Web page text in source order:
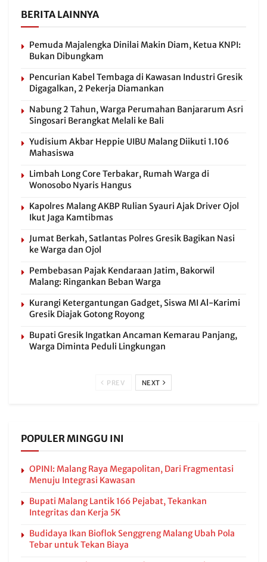
BERITA LAINNYA
Pemuda Majalengka Dinilai Makin Diam, Ketua KNPI:
Bukan Dibungkam
Pencurian Kabel Tembaga di Kawasan Industri Gresik
Digagalkan, 2 Pekerja Diamankan
Nabung 2 Tahun, Warga Perumahan Banjararum Asri
Singosari Berangkat Melali ke Bali
Yudisium Akbar Heppie UIBU Malang Diikuti 1.106
Mahasiswa
Limbah Long Core Terbakar, Rumah Warga di
Wonosobo Nyaris Hangus
Kapolres Malang AKBP Rulian Syauri Ajak Driver Ojol
Ikut Jaga Kamtibmas
Jumat Berkah, Satlantas Polres Gresik Bagikan Nasi
ke Warga dan Ojol
Pembebasan Pajak Kendaraan Jatim, Bakorwil
Malang: Ringankan Beban Warga
Kurangi Ketergantungan Gadget, Siswa MI Al-Karimi
Gresik Diajak Gotong Royong
Bupati Gresik Ingatkan Ancaman Kemarau Panjang,
Warga Diminta Peduli Lingkungan
PREV NEXT
POPULER MINGGU INI
OPINI: Malang Raya Megapolitan, Dari Fragmentasi
Menuju Integrasi Kawasan
Bupati Malang Lantik 166 Pejabat, Tekankan
Integritas dan Kerja 5K
Budidaya Ikan Bioflok Senggreng Malang Ubah Pola
Tebar untuk Tekan Biaya